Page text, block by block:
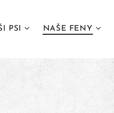
PSI NAŠE FENY